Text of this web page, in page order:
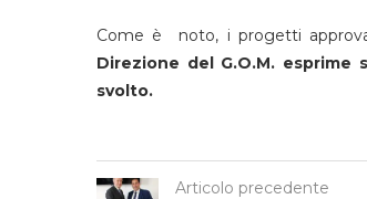
Come è noto, i progetti
Direzione del G.O.M. esprime
svolto.
Articolo precedente